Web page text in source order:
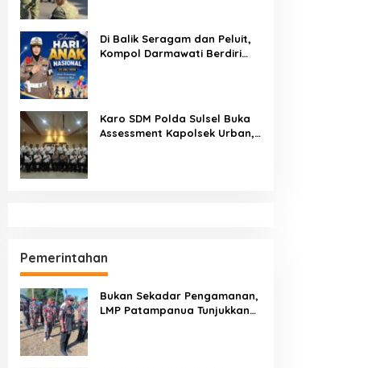
Di Balik Seragam dan Peluit,
Kompol Darmawati Berdiri
Karo SDM Polda Sulsel Buka
Assessment Kapolsek Urban,
Pemerintahan
Bukan Sekadar Pengamanan,
LMP Patampanua Tunjukkan